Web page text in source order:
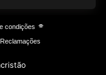
condições ⌯